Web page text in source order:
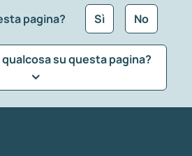
pagina? Sì No
su questa pagina?